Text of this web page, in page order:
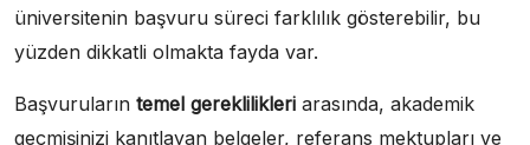
üniversitenin başvuru süreci farklılık gösterebilir, bu
yüzden dikkatli olmakta fayda var.
Başvuruların temel gereklilikleri arasında, akademik
geçmişinizi kanıtlayan belgeler, referans mektupları ve